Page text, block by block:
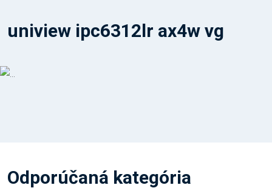
uniview ipc6312lr ax4w vg
Odporúčaná kategória